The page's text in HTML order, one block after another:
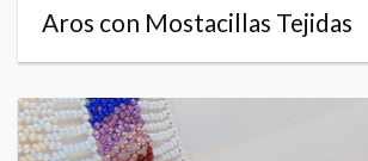
Aros con Mostacillas Tejidas